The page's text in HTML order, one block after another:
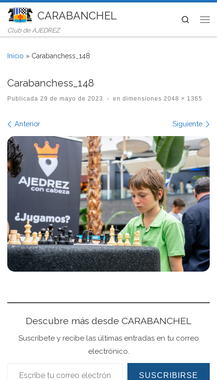
Saltar al contenido
CARABANCHEL
Club de AJEDREZ
Search
Inicio » Carabanchess_148
Carabanchess_148
Publicada 29 de mayo de 2023 - en dimensiones 2048 × 1365
Navegación de imágenes
Anterior Siguiente
Descubre más desde CARABANCHEL
Suscríbete y recibe las últimas entradas en tu correo
electrónico.
Escribe tu correo electrónico…
SUSCRIBIRSE